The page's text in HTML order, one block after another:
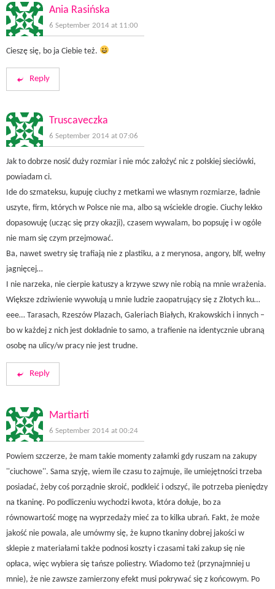
Ania Rasińska
6 September 2014 at 11:00
Cieszę się, bo ja Ciebie też.
Reply
Truscaveczka
6 September 2014 at 07:06
Jak to dobrze nosić duży rozmiar i nie móc założyć nic z polskiej sieciówki,
powiadam ci.
Ide do szmateksu, kupuję ciuchy z metkami we własnym rozmiarze, ładnie
uszyte, firm, których w Polsce nie ma, albo są wściekle drogie. Ciuchy lekko
dopasowuję (ucząc się przy okazji), czasem wywalam, bo popsuję i w ogóle
nie mam się czym przejmować.
Ba, nawet swetry się trafiają nie z plastiku, a z merynosa, angory, blf, wełny
jagnięcej…
I nie narzeka, nie cierpie katuszy a krzywe szwy nie robią na mnie wrażenia.
Większe zdziwienie wywołują u mnie ludzie zaopatrujący się z Złotych ku…
eee… Tarasach, Rzeszów Plazach, Galeriach Białych, Krakowskich i innych –
bo w każdej z nich jest dokładnie to samo, a trafienie na identycznie ubraną
osobę na ulicy/w pracy nie jest trudne.
Reply
Martiarti
6 September 2014 at 00:24
Powiem szczerze, że mam takie momenty załamki gdy ruszam na zakupy
''ciuchowe''. Sama szyję, wiem ile czasu to zajmuje, ile umiejętności trzeba
posiadać, żeby coś porządnie skroić, podkleić i odszyć, ile potrzeba pieniędzy
na tkaninę. Po podliczeniu wychodzi kwota, która dołuje, bo za
równowartość mogę na wyprzedaży mieć za to kilka ubrań. Fakt, że może
jakość nie powala, ale umówmy się, że kupno tkaniny dobrej jakości w
sklepie z materiałami także podnosi koszty i czasami taki zakup się nie
opłaca, więc wybiera się tańsze poliestry. Wiadomo też (przynajmniej u
mnie), że nie zawsze zamierzony efekt musi pokrywać się z końcowym. Po